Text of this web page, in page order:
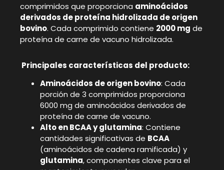
comprimidos que proporciona aminoácidos
derivados de proteína hidrolizada de origen
bovino. Cada comprimido contiene 2000 mg de
proteína de carne de vacuno hidrolizada.
Principales características del producto:
Aminoácidos de origen bovino: Cada
porción de 3 comprimidos proporciona
6000 mg de aminoácidos derivados de
proteína de carne de vacuno.
Alto en BCAA y glutamina: Contiene
cantidades significativas de BCAA
(aminoácidos de cadena ramificada) y
glutamina, componentes clave para el